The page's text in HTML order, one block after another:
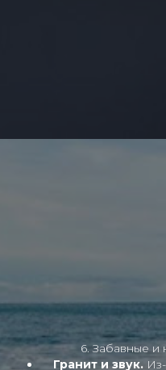
6. Забавные и
Гранит и звук.Из-